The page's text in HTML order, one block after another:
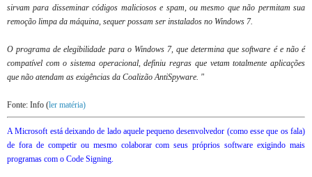
sirvam para disseminar códigos maliciosos e spam, ou mesmo que não permitam sua
remoção limpa da máquina, sequer possam ser instalados no Windows 7.
O programa de elegibilidade para o Windows 7, que determina que software é e não é
compatível com o sistema operacional, definiu regras que vetam totalmente aplicações
que não atendam as exigências da Coalizão AntiSpyware. "
Fonte: Info (ler matéria)
A Microsoft está deixando de lado aquele pequeno desenvolvedor (como esse que os fala)
de fora de competir ou mesmo colaborar com seus próprios software exigindo mais
programas com o Code Signing.